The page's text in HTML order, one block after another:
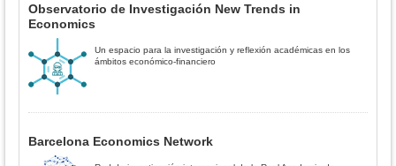
Observatorio de Investigación New Trends in
Economics
Un espacio para la investigación y reflexión académicas en los
ámbitos económico-financiero
Barcelona Economics Network